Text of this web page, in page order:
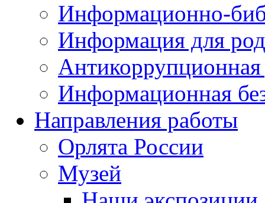
Информационно-
Информация для
Антикоррупционная
Информационная
Направления работы
Орлята России
Музей